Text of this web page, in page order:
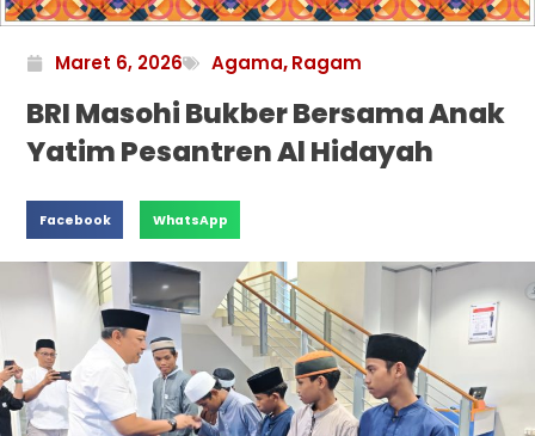
Maret 6, 2026 Agama,Ragam
BRI Masohi Bukber Bersama Anak
Yatim Pesantren Al Hidayah
Facebook WhatsApp